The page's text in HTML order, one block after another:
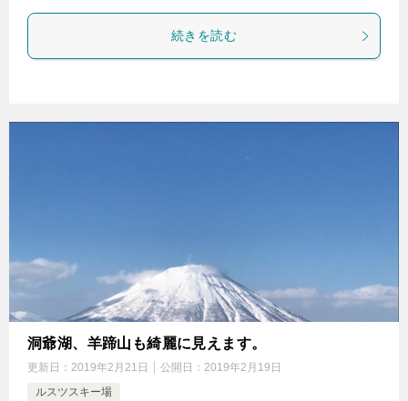
続きを読む
洞爺湖、羊蹄山も綺麗に見えます。
更新日： 2019年2月21日 公開日： 2019年2月19日
ルスツスキー場